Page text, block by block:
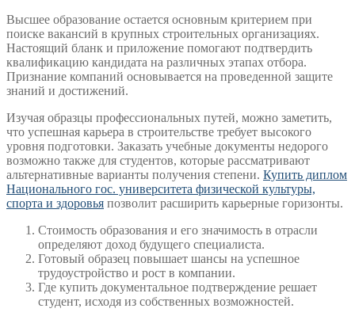
Высшее образование остается основным критерием при
поиске вакансий в крупных строительных организациях.
Настоящий бланк и приложение помогают подтвердить
квалификацию кандидата на различных этапах отбора.
Признание компаний основывается на проведенной защите
знаний и достижений.
Изучая образцы профессиональных путей, можно заметить,
что успешная карьера в строительстве требует высокого
уровня подготовки. Заказать учебные документы недорого
возможно также для студентов, которые рассматривают
альтернативные варианты получения степени. Купить диплом
Национального гос. университета физической культуры,
спорта и здоровья позволит расширить карьерные горизонты.
Стоимость образования и его значимость в отрасли
определяют доход будущего специалиста.
Готовый образец повышает шансы на успешное
трудоустройство и рост в компании.
Где купить документальное подтверждение решает
студент, исходя из собственных возможностей.